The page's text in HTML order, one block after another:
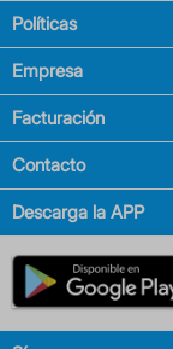
Políticas
Empresa
Facturación
Contacto
Descarga la APP